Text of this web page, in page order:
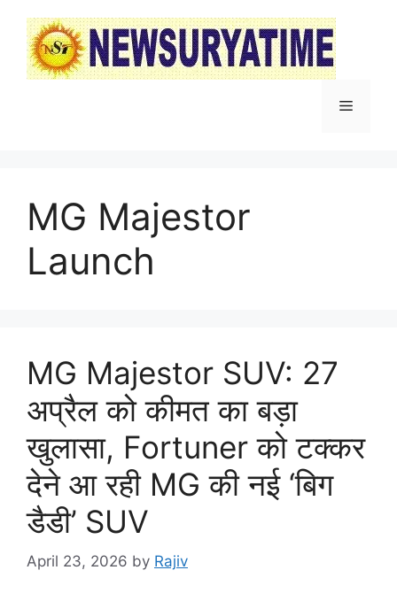
content
Menu
MG Majestor
Launch
MG Majestor SUV: 27
अप्रैल को कीमत का बड़ा
खुलासा, Fortuner को टक्कर
देने आ रही MG की नई ‘बिग
डैडी’ SUV
April 23, 2026 by Rajiv